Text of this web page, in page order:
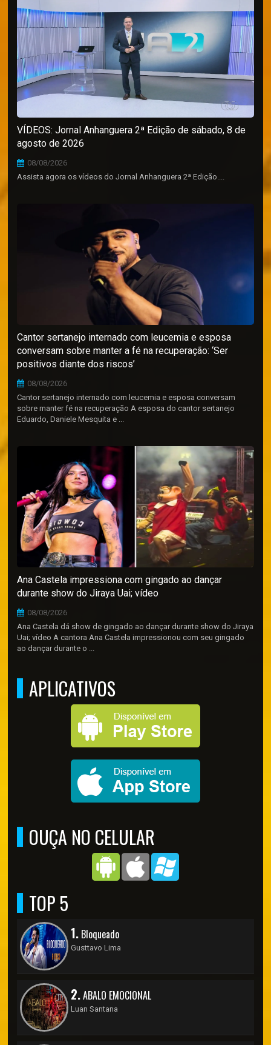
VÍDEOS: Jornal Anhanguera 2ª Edição de sábado, 8 de
agosto de 2026
08/08/2026
Assista agora os vídeos do Jornal Anhanguera 2ª Edição....
Cantor sertanejo internado com leucemia e esposa
conversam sobre manter a fé na recuperação: ‘Ser
positivos diante dos riscos’
08/08/2026
Cantor sertanejo internado com leucemia e esposa conversam
sobre manter fé na recuperação A esposa do cantor sertanejo
Eduardo, Daniele Mesquita e ...
Ana Castela impressiona com gingado ao dançar
durante show do Jiraya Uai; vídeo
08/08/2026
Ana Castela dá show de gingado ao dançar durante show do Jiraya
Uai; vídeo A cantora Ana Castela impressionou com seu gingado
ao dançar durante o ...
APLICATIVOS
OUÇA NO CELULAR
TOP 5
1. Bloqueado
Gusttavo Lima
2.ABALO EMOCIONAL
Luan Santana